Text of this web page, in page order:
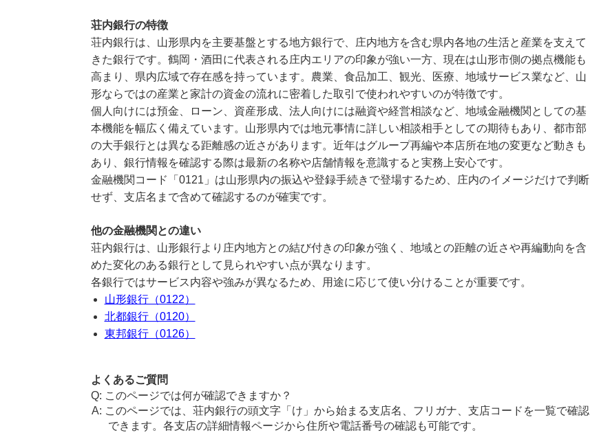
荘内銀行の特徴
荘内銀行は、山形県内を主要基盤とする地方銀行で、庄内地方を含む県内各地の生活と産業を支えて
きた銀行です。鶴岡・酒田に代表される庄内エリアの印象が強い一方、現在は山形市側の拠点機能も
高まり、県内広域で存在感を持っています。農業、食品加工、観光、医療、地域サービス業など、山
形ならではの産業と家計の資金の流れに密着した取引で使われやすいのが特徴です。
個人向けには預金、ローン、資産形成、法人向けには融資や経営相談など、地域金融機関としての基
本機能を幅広く備えています。山形県内では地元事情に詳しい相談相手としての期待もあり、都市部
の大手銀行とは異なる距離感の近さがあります。近年はグループ再編や本店所在地の変更など動きも
あり、銀行情報を確認する際は最新の名称や店舗情報を意識すると実務上安心です。
金融機関コード「0121」は山形県内の振込や登録手続きで登場するため、庄内のイメージだけで判断
せず、支店名まで含めて確認するのが確実です。
他の金融機関との違い
荘内銀行は、山形銀行より庄内地方との結び付きの印象が強く、地域との距離の近さや再編動向を含
めた変化のある銀行として見られやすい点が異なります。
各銀行ではサービス内容や強みが異なるため、用途に応じて使い分けることが重要です。
山形銀行（0122）
北都銀行（0120）
東邦銀行（0126）
よくあるご質問
このページでは何が確認できますか？
このページでは、荘内銀行の頭文字「け」から始まる支店名、フリガナ、支店コードを一覧で確認
できます。各支店の詳細情報ページから住所や電話番号の確認も可能です。